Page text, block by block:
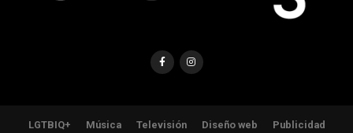
LGTBIQ+ Música Televisión Diseño web
Publicidad